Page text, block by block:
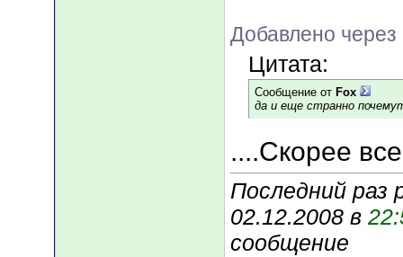
Добавлено через
Цитата:
Сообщение от Fox
да и еще странно
....Скорее
Последний раз
02.12.2008 в
сообщение